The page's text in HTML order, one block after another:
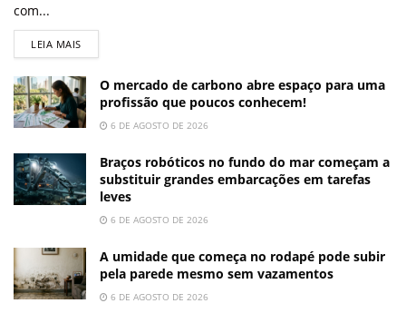
com...
LEIA MAIS
O mercado de carbono abre espaço para uma
profissão que poucos conhecem!
6 DE AGOSTO DE 2026
Braços robóticos no fundo do mar começam a
substituir grandes embarcações em tarefas
leves
6 DE AGOSTO DE 2026
A umidade que começa no rodapé pode subir
pela parede mesmo sem vazamentos
6 DE AGOSTO DE 2026